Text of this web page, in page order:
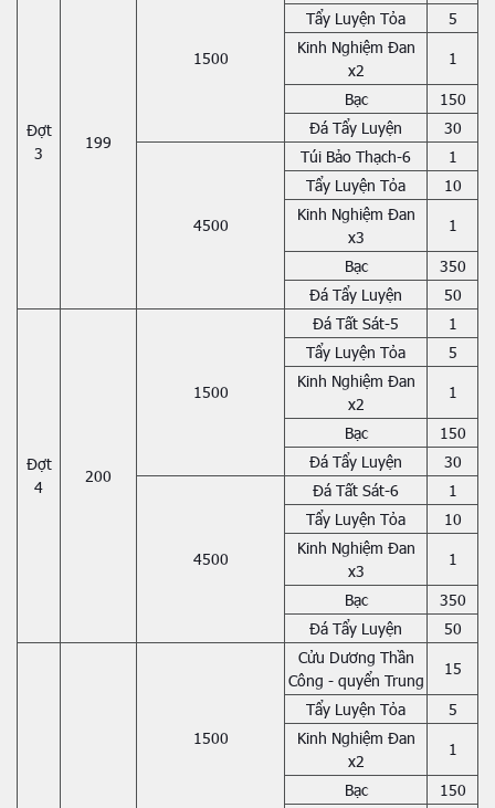
Đợt
3
199
1500
Tẩy Luyện Tỏa
5
Kinh Nghiệm Đan
x2
1
Bạc
150
Đá Tẩy Luyện
30
4500
Túi Bảo Thạch-6
1
Tẩy Luyện Tỏa
10
Kinh Nghiệm Đan
x3
1
Bạc
350
Đá Tẩy Luyện
50
Đợt
4
200
1500
Đá Tất Sát-5
1
Tẩy Luyện Tỏa
5
Kinh Nghiệm Đan
x2
1
Bạc
150
Đá Tẩy Luyện
30
4500
Đá Tất Sát-6
1
Tẩy Luyện Tỏa
10
Kinh Nghiệm Đan
x3
1
Bạc
350
Đá Tẩy Luyện
50
1500
Cửu Dương Thần
Công - quyển Trung
15
Tẩy Luyện Tỏa
5
Kinh Nghiệm Đan
x2
1
Bạc
150